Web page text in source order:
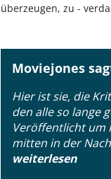
überzeugen, zu -
Moviejones
Hier ist sie, die
den alle so lange
Veröffentlicht um
mitten in der
weiterlesen